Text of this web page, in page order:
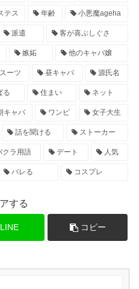
テス 年齢 小悪魔ageha
派遣 客が喜ぶしぐさ
嫉妬 他のキャバ嬢
スーツ 昼キャバ 源氏名
る 住まい ネット
キャバ ワンピ 女子大生
話を聞ける ストーカー
ラ用語 デート 人気
バレる コスプレ
する
LINE コピー